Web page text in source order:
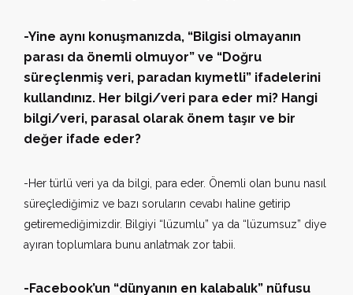
-Yine aynı konuşmanızda, “Bilgisi olmayanın
parası da önemli olmuyor” ve “Doğru
süreçlenmiş veri, paradan kıymetli” ifadelerini
kullandınız. Her bilgi/veri para eder mi? Hangi
bilgi/veri, parasal olarak önem taşır ve bir
değer ifade eder?
-Her türlü veri ya da bilgi, para eder. Önemli olan bunu nasıl
süreçlediğimiz ve bazı soruların cevabı haline getirip
getiremediğimizdir. Bilgiyi “lüzumlu” ya da “lüzumsuz” diye
ayıran toplumlara bunu anlatmak zor tabii.
-Facebook’un “dünyanın en kalabalık” nüfusu